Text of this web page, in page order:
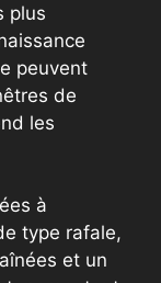
plus
peuvent
de
les
à
type rafale,
et un